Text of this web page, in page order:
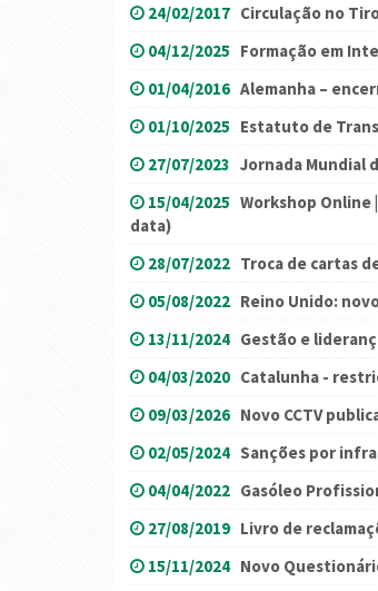
24/02/2017 Circulação no
04/12/2025 Formação em
01/04/2016 Alemanha –
01/10/2025 Estatuto de
27/07/2023 Jornada Mundial
15/04/2025 Workshop Online
data)
28/07/2022 Troca de cartas
05/08/2022 Reino Unido:
13/11/2024 Gestão e
04/03/2020 Catalunha -
09/03/2026 Novo CCTV
02/05/2024 Sanções por
04/04/2022 Gasóleo
27/08/2019 Livro de
15/11/2024 Novo